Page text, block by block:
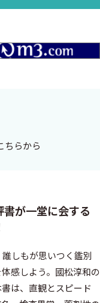
ちらから
が一堂に会する
しもが思いつく鑑別
感しよう。國松淳和の
は、直観とスピード